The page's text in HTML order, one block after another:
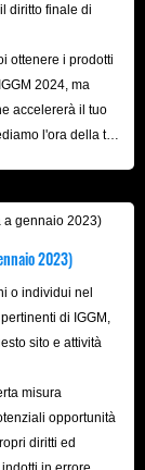
diritto finale di
ottenere i prodotti
2024, ma
accelererà il tuo
l'ora della tua
2023)
o individui nel
di IGGM,
sito e attività
misura
opportunità
diritti ed